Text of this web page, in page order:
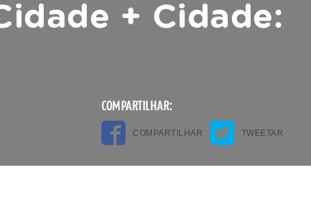
+ Cidade:
COMPARTILHAR: